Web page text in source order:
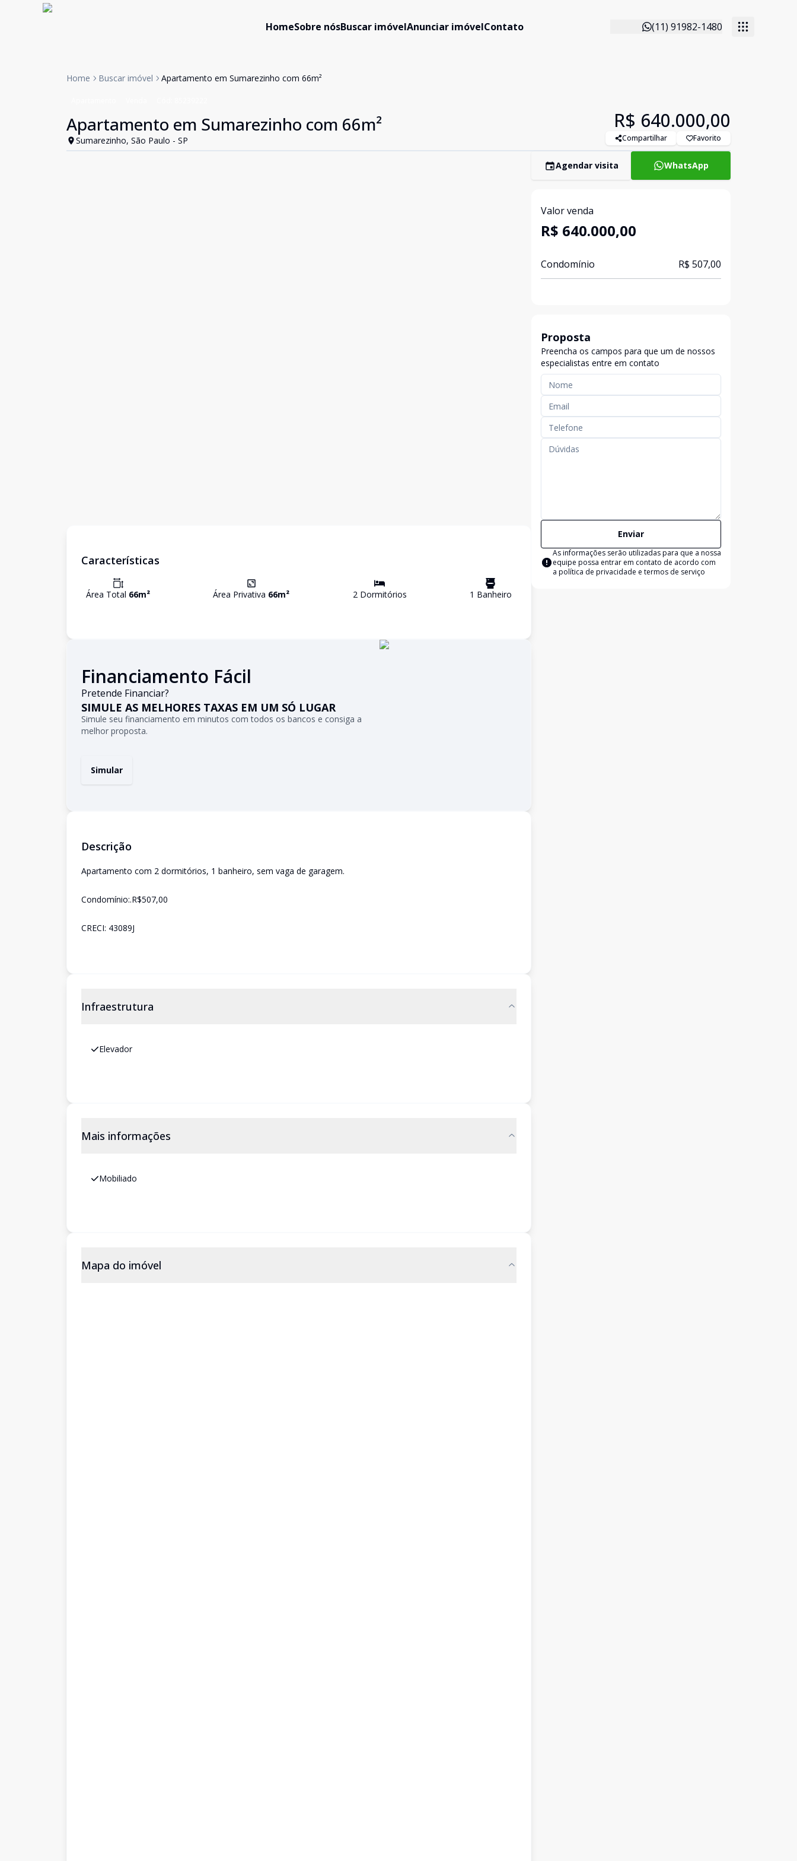
HomeSobre nósBuscar imóvelAnunciar imóvelContato (11) 91982-1480
Home Buscar imóvel Apartamento em Sumarezinho com 66m²
Apartamento em Sumarezinho com 66m²
Sumarezinho, São Paulo - SP
R$ 640.000,00
Compartilhar Favorito
Características
Área Total 66m² Área Privativa 66m² 2Dormitórios 1 Banheiro
Financiamento Fácil
Pretende Financiar?
SIMULE AS MELHORES TAXAS EM UM SÓ LUGAR
Simule seu financiamento em minutos com todos os bancos e consiga a
melhor proposta.
Simular
Descrição
Apartamento com 2 dormitórios, 1 banheiro, sem vaga de garagem.
Condomínio:.R$507,00
CRECI: 43089J
Infraestrutura
Elevador
Mais informações
Mobiliado
Mapa do imóvel
Agendar visita WhatsApp
Valor venda
R$ 640.000,00
Condomínio R$ 507,00
Proposta
Preencha os campos para que um de nossos
especialistas entre em contato
Enviar
As informações serão utilizadas para que a nossa
equipe possa entrar em contato de acordo com
a política de privacidade e termos de serviço